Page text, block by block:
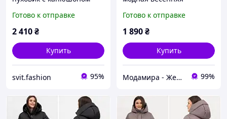
52,54,56,58, 60,62,64,66
длинное зимнее женское
Готово к отправке
2 410₴
Купить
svit.fashion 95%
пальто на пуговицах ,
демисезонное женское
Готово к отправке
1 890₴
Купить
Модамира - Женская одежда 99%